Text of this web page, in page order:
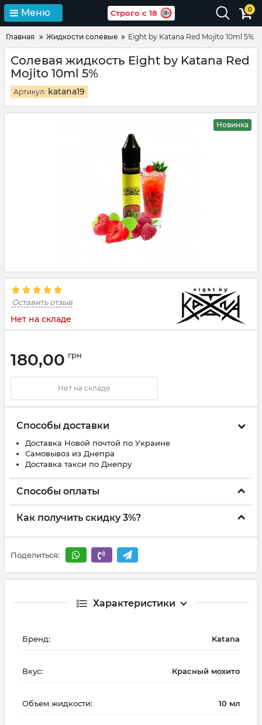
Меню Строго с 18 0
Главная Жидкости солевые Eight by Katana Red Mojito 10ml 5%
Солевая жидкость Eight by Katana Red
Mojito 10ml 5%
Артикул: katana19
Новинка
Оставить отзыв
Нет на складе
180,00 грн
Нет на складе
Способы доставки
Доставка Новой почтой по Украине
Самовывоз из Днепра
Доставка такси по Днепру
Способы оплаты
Как получить скидку 3%?
Поделиться:
Характеристики
Бренд: Katana
Вкус: Красный мохито
Объем жидкости: 10 мл